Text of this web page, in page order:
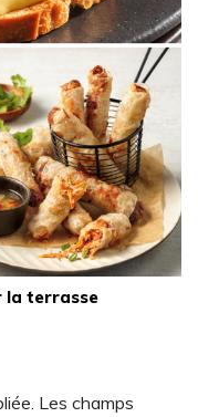
la terrasse
Les champs